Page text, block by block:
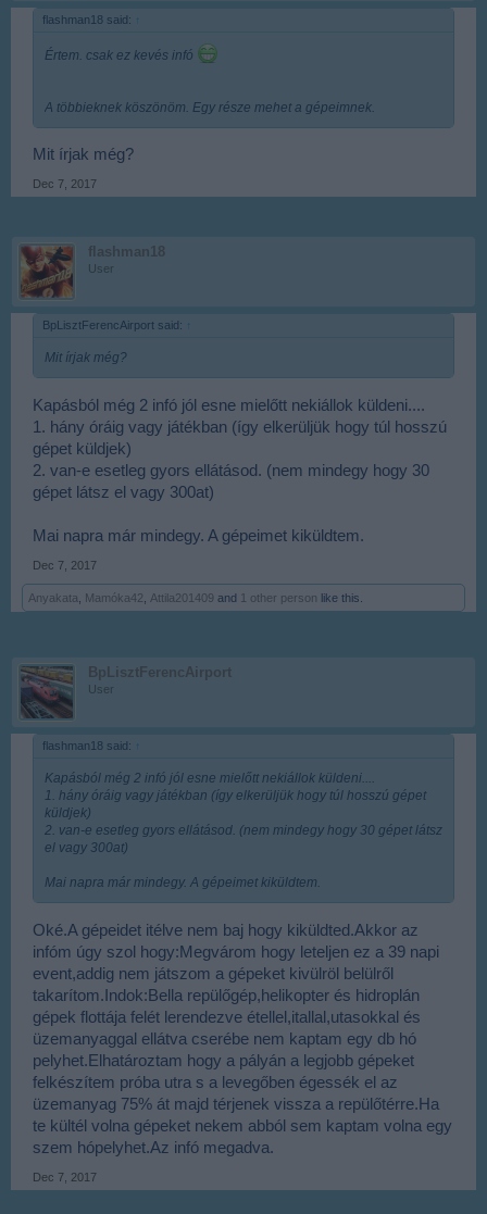
flashman18 said: ↑
Értem. csak ez kevés infó
A többieknek köszönöm. Egy része mehet a gépeimnek.
Mit írjak még?
Dec 7, 2017
flashman18
User
BpLisztFerencAirport said: ↑
Mit írjak még?
Kapásból még 2 infó jól esne mielőtt nekiállok küldeni....
1. hány óráig vagy játékban (így elkerüljük hogy túl hosszú
gépet küldjek)
2. van-e esetleg gyors ellátásod. (nem mindegy hogy 30
gépet látsz el vagy 300at)
Mai napra már mindegy. A gépeimet kiküldtem.
Dec 7, 2017
Anyakata Mamóka42 Attila201409 and 1 other person like this.
BpLisztFerencAirport
User
flashman18 said: ↑
Kapásból még 2 infó jól esne mielőtt nekiállok küldeni....
1. hány óráig vagy játékban (így elkerüljük hogy túl hosszú gépet
küldjek)
2. van-e esetleg gyors ellátásod. (nem mindegy hogy 30 gépet látsz
el vagy 300at)
Mai napra már mindegy. A gépeimet kiküldtem.
Oké.A gépeidet itélve nem baj hogy kiküldted.Akkor az
infóm úgy szol hogy:Megvárom hogy leteljen ez a 39 napi
event,addig nem játszom a gépeket kivülröl belülről
takarítom.Indok:Bella repülőgép,helikopter és hidroplán
gépek flottája felét lerendezve étellel,itallal,utasokkal és
üzemanyaggal ellátva cserébe nem kaptam egy db hó
pelyhet.Elhatároztam hogy a pályán a legjobb gépeket
felkészítem próba utra s a levegőben égessék el az
üzemanyag 75% át majd térjenek vissza a repülőtérre.Ha
te kültél volna gépeket nekem abból sem kaptam volna egy
szem hópelyhet.Az infó megadva.
Dec 7, 2017